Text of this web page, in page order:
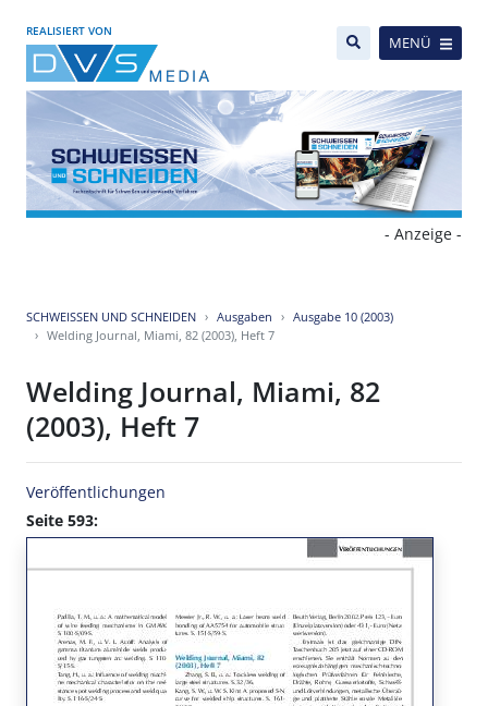
REALISIERT VON
MENÜ
- Anzeige -
SCHWEISSEN UND SCHNEIDEN Ausgaben
Ausgabe 10 (2003)
Welding Journal, Miami, 82 (2003), Heft 7
Welding Journal, Miami, 82
(2003), Heft 7
Veröffentlichungen
Seite 593: